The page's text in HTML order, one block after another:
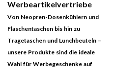
Werbeartikelvertriebe
Von Neopren-Dosenkühlern und
Flaschentaschen bis hin zu
Tragetaschen und Lunchbeuteln –
unsere Produkte sind die ideale
Wahl für Werbegeschenke auf